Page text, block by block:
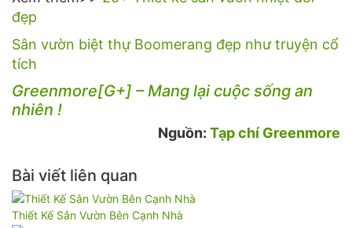
đẹp
Sân vườn biệt thự Boomerang đẹp như truyện cổ
tích
Greenmore[G+] – Mang lại cuộc sống an
nhiên !
Nguồn: Tạp chí Greenmore
Bài viết liên quan
Thiết Kế Sân Vườn Bên Cạnh Nhà